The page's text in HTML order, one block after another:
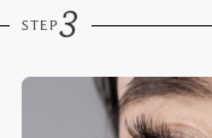
STEP3